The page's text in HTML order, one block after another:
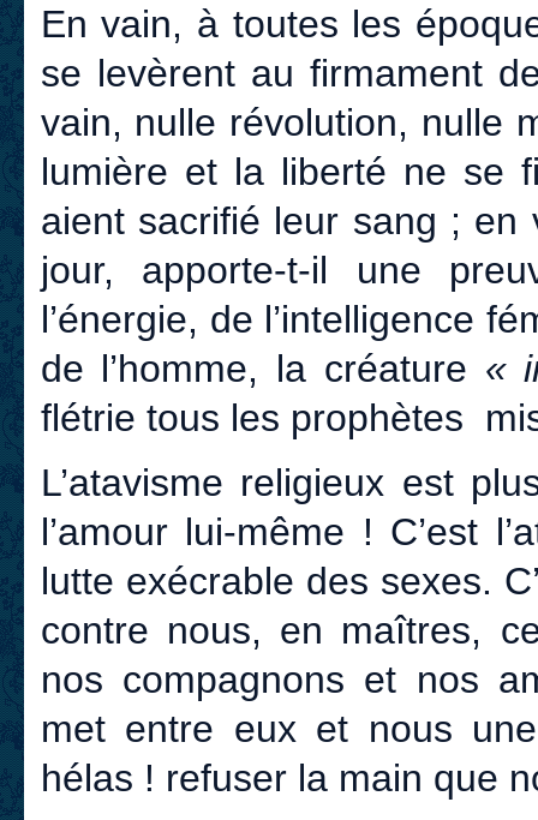
En vain, à toutes les
se levèrent au firmament
vain, nulle révolution, nulle
lumière et la liberté ne se
aient sacrifié leur sang ; en
jour, apporte-t-il une
l’énergie, de l’intelligence
de l’homme, la créature «
flétrie tous les prophètes
L’atavisme religieux est
l’amour lui-même ! C’est
lutte exécrable des sexes.
contre nous, en maîtres,
nos compagnons et nos
met entre eux et nous
hélas ! refuser la main que